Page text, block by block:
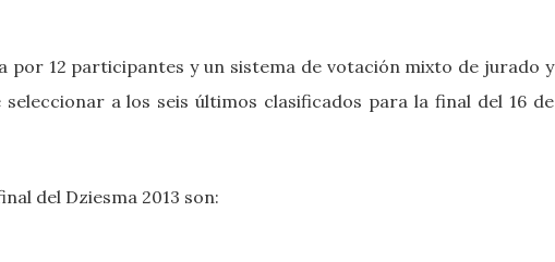
por 12 participantes y un sistema de votación mixto de jurado y
a los seis últimos clasificados para la final del 16 de
del Dziesma 2013 son: